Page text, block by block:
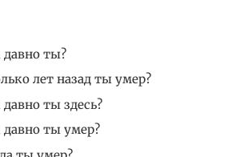
давно ты?
лет назад ты умер?
ты здесь?
давно ты умер?